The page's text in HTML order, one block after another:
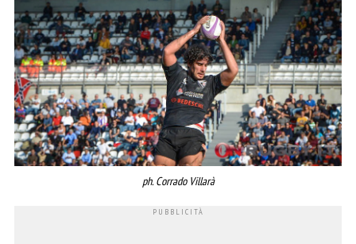
ph. Corrado Villarà